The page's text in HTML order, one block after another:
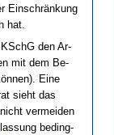
Ein­schränkung
hat.
den Ar­
mit dem Be­
Ei­ne
sieht das
ver­mei­den
be­ding­